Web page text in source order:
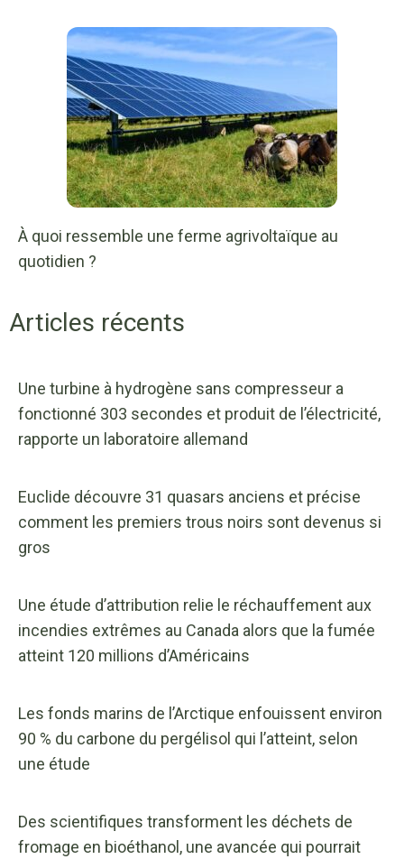
À quoi ressemble une ferme agrivoltaïque au
quotidien ?
Articles récents
Une turbine à hydrogène sans compresseur a
fonctionné 303 secondes et produit de l’électricité,
rapporte un laboratoire allemand
Euclide découvre 31 quasars anciens et précise
comment les premiers trous noirs sont devenus si
gros
Une étude d’attribution relie le réchauffement aux
incendies extrêmes au Canada alors que la fumée
atteint 120 millions d’Américains
Les fonds marins de l’Arctique enfouissent environ
90 % du carbone du pergélisol qui l’atteint, selon
une étude
Des scientifiques transforment les déchets de
fromage en bioéthanol, une avancée qui pourrait